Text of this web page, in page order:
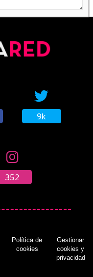
9k
352
Política de
cookies
Gestionar
cookies y
privacidad